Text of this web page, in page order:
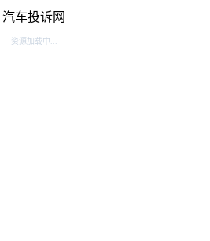
汽车投诉网
资源加载中...